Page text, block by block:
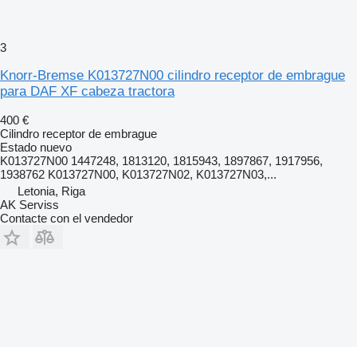
3
Knorr-Bremse K013727N00 cilindro receptor de embrague
para DAF XF cabeza tractora
400 €
Cilindro receptor de embrague
Estado nuevo
K013727N00 1447248, 1813120, 1815943, 1897867, 1917956,
1938762 K013727N00, K013727N02, K013727N03,...
Letonia, Riga
AK Serviss
Contacte con el vendedor